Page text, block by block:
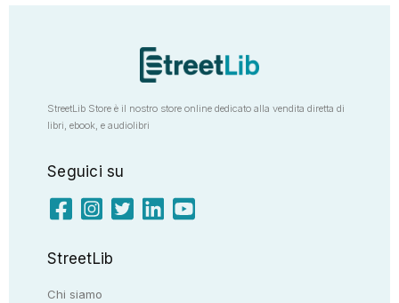
StreetLib Store è il nostro store online dedicato alla vendita diretta di
libri, ebook, e audiolibri
Seguici su
StreetLib
Chi siamo